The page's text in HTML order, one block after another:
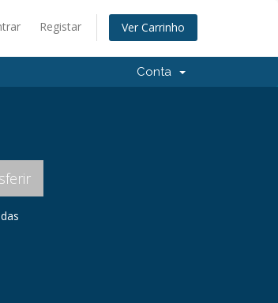
Registar Ver Carrinho
Conta